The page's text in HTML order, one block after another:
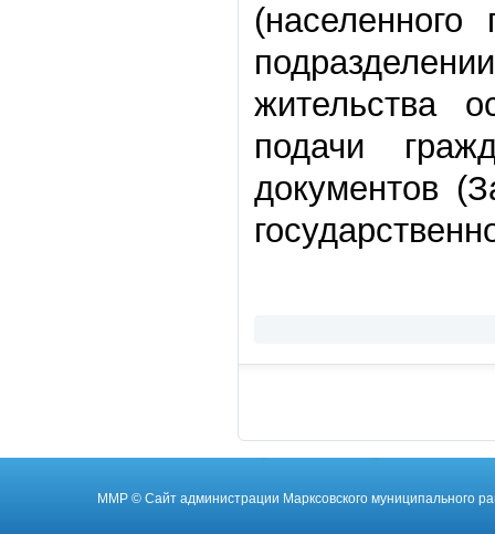
жительства
подачи
документов
ММР © Cайт администрации Марксовского муниципального